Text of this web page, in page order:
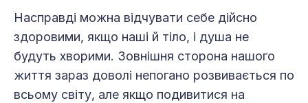
Насправді можна відчувати себе дійсно
здоровими, якщо наші й тіло, і душа не
будуть хворими. Зовнішня сторона нашого
життя зараз доволі непогано розвивається по
всьому світу, але якщо подивитися на